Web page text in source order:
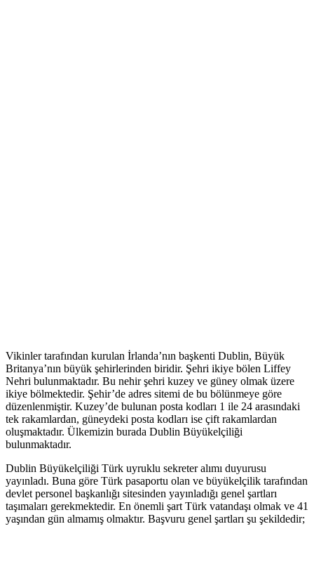
Vikinler tarafından kurulan İrlanda’nın başkenti Dublin, Büyük
Britanya’nın büyük şehirlerinden biridir. Şehri ikiye bölen Liffey
Nehri bulunmaktadır. Bu nehir şehri kuzey ve güney olmak üzere
ikiye bölmektedir. Şehir’de adres sitemi de bu bölünmeye göre
düzenlenmiştir. Kuzey’de bulunan posta kodları 1 ile 24 arasındaki
tek rakamlardan, güneydeki posta kodları ise çift rakamlardan
oluşmaktadır. Ülkemizin burada Dublin Büyükelçiliği
bulunmaktadır.
Dublin Büyükelçiliği Türk uyruklu sekreter alımı duyurusu
yayınladı. Buna göre Türk pasaportu olan ve büyükelçilik tarafından
devlet personel başkanlığı sitesinden yayınladığı genel şartları
taşımaları gerekmektedir. En önemli şart Türk vatandaşı olmak ve 41
yaşından gün almamış olmaktır. Başvuru genel şartları şu şekildedir;